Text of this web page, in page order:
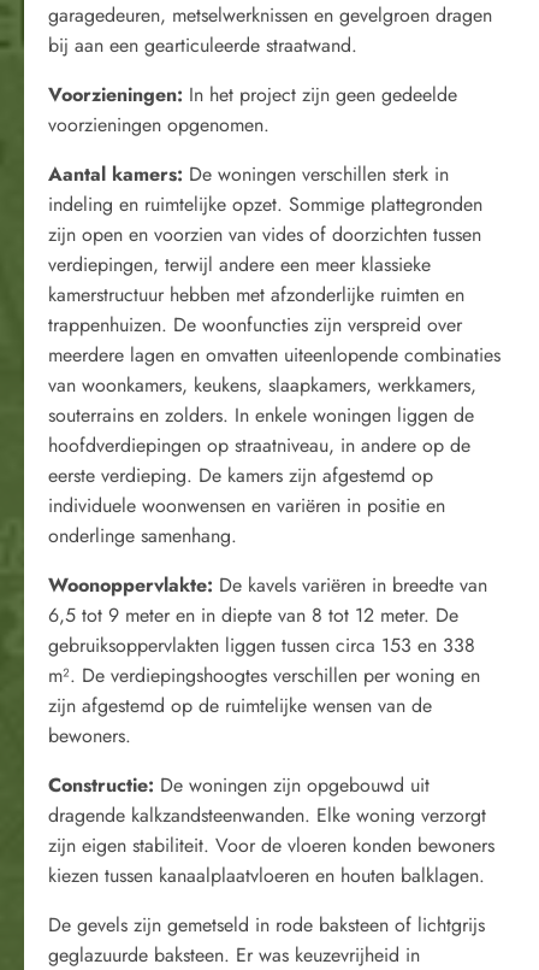
garagedeuren, metselwerknissen en gevelgroen dragen
bij aan een gearticuleerde straatwand.
Voorzieningen: In het project zijn geen gedeelde
voorzieningen opgenomen.
Aantal kamers: De woningen verschillen sterk in
indeling en ruimtelijke opzet. Sommige plattegronden
zijn open en voorzien van vides of doorzichten tussen
verdiepingen, terwijl andere een meer klassieke
kamerstructuur hebben met afzonderlijke ruimten en
trappenhuizen. De woonfuncties zijn verspreid over
meerdere lagen en omvatten uiteenlopende combinaties
van woonkamers, keukens, slaapkamers, werkkamers,
souterrains en zolders. In enkele woningen liggen de
hoofdverdiepingen op straatniveau, in andere op de
eerste verdieping. De kamers zijn afgestemd op
individuele woonwensen en variëren in positie en
onderlinge samenhang.
Woonoppervlakte: De kavels variëren in breedte van
6,5 tot 9 meter en in diepte van 8 tot 12 meter. De
gebruiksoppervlakten liggen tussen circa 153 en 338
m². De verdiepingshoogtes verschillen per woning en
zijn afgestemd op de ruimtelijke wensen van de
bewoners.
Constructie: De woningen zijn opgebouwd uit
dragende kalkzandsteenwanden. Elke woning verzorgt
zijn eigen stabiliteit. Voor de vloeren konden bewoners
kiezen tussen kanaalplaatvloeren en houten balklagen.
De gevels zijn gemetseld in rode baksteen of lichtgrijs
geglazuurde baksteen. Er was keuzevrijheid in